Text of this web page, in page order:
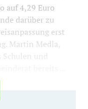
auf 4,29 Euro
darüber zu
erst
Martin Medla,
und